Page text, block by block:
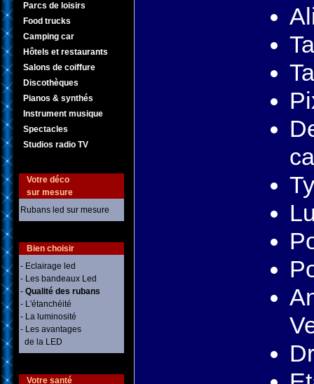
Parcs de loisirs
Food trucks
Camping car
Hôtels et restaurants
Salons de coiffure
Discothèques
Pianos & synthés
Instrument musique
Spectacles
Studios radio TV
Votre déco
sur mesure
Rubans led sur mesure
Bien choisir
- Eclairage led
- Les bandeaux Led
- Qualité des rubans
- L'étanchéité
- La luminosité
- Les avantages
de la LED
Votre santé